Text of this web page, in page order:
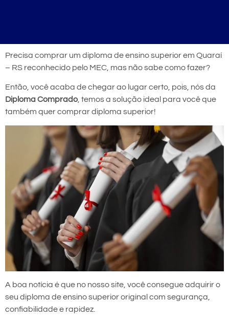
Precisa comprar um diploma de ensino superior em Quaraí
– RS reconhecido pelo MEC, mas não sabe como fazer?
Então, você acaba de chegar ao lugar certo, pois, nós da
Diploma Comprado, temos a solução ideal para você que
também quer comprar diploma superior!
A boa notícia é que no nosso site, você consegue adquirir o
seu diploma de ensino superior original com segurança,
confiabilidade e rapidez.